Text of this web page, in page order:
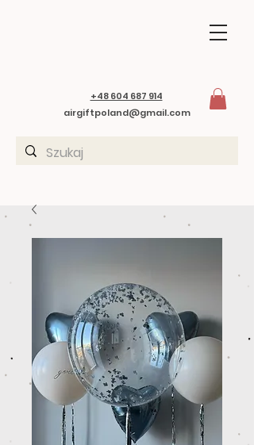
+48 604 687 914
airgiftpoland@gmail.com